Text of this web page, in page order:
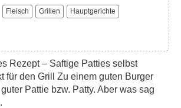
Fleisch Grillen Hauptgerichte
Rezept – Saftige Patties selbst
für den Grill Zu einem guten Burger
Pattie bzw. Patty. Aber was sag